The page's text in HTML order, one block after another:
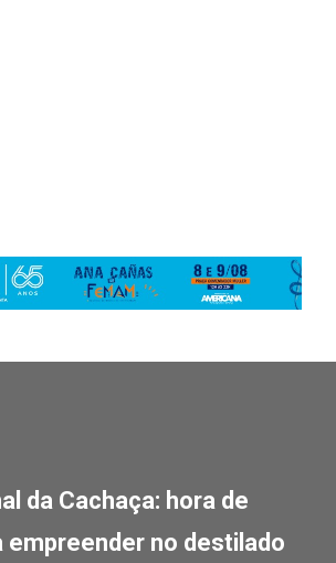
da Cachaça: hora de
empreender no destilado